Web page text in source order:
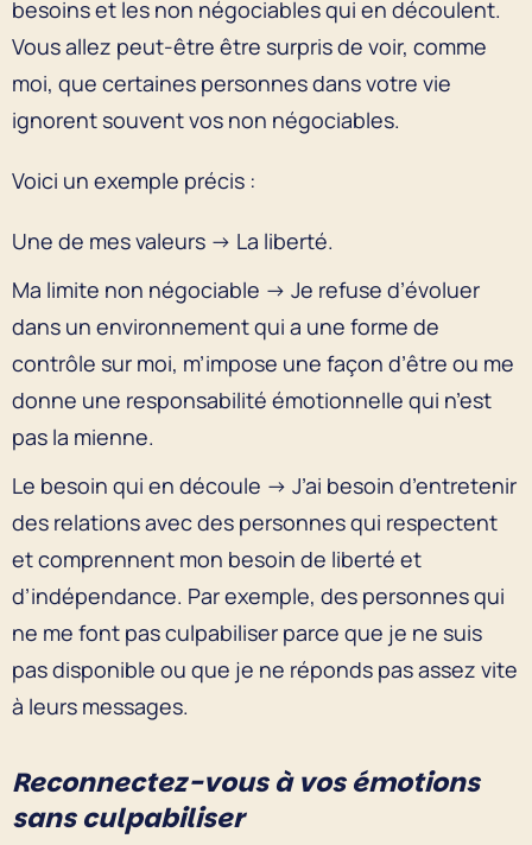
besoins et les non négociables qui en découlent.
Vous allez peut-être être surpris de voir, comme
moi, que certaines personnes dans votre vie
ignorent souvent vos non négociables.
Voici un exemple précis :
Une de mes valeurs → La liberté.
Ma limite non négociable → Je refuse d’évoluer
dans un environnement qui a une forme de
contrôle sur moi, m’impose une façon d’être ou me
donne une responsabilité émotionnelle qui n’est
pas la mienne.
Le besoin qui en découle → J’ai besoin d’entretenir
des relations avec des personnes qui respectent
et comprennent mon besoin de liberté et
d’indépendance. Par exemple, des personnes qui
ne me font pas culpabiliser parce que je ne suis
pas disponible ou que je ne réponds pas assez vite
à leurs messages.
Reconnectez-vous à vos émotions
sans culpabiliser